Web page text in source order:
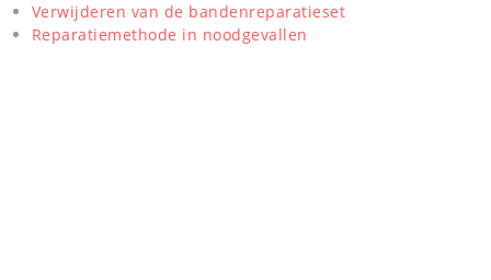
Verwijderen van de bandenreparatieset
Reparatiemethode in noodgevallen